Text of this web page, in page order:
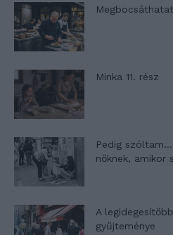
Minka 11. rész
Pedig
nőknek, amikor
A
gyűjteménye